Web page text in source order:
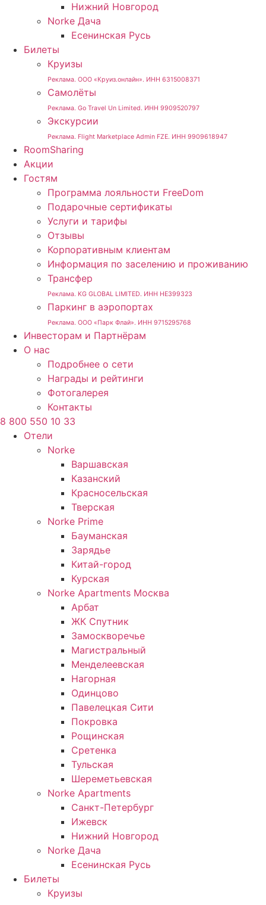
Нижний Новгород
Norke Дача
Есенинская Русь
Билеты
Круизы
Реклама. ООО «Круиз.онлайн». ИНН 6315008371
Самолёты
Реклама. Go Travel Un Limited. ИНН 9909520797
Экскурсии
Реклама. Flight Marketplace Admin FZE. ИНН 9909618947
RoomSharing
Акции
Гостям
Программа лояльности FreeDom
Подарочные сертификаты
Услуги и тарифы
Отзывы
Корпоративным клиентам
Информация по заселению и проживанию
Трансфер
Реклама. KG GLOBAL LIMITED. ИНН HE399323
Паркинг в аэропортах
Реклама. ООО «Парк Флай». ИНН 9715295768
Инвесторам и Партнёрам
О нас
Подробнее о сети
Награды и рейтинги
Фотогалерея
Контакты
8 800 550 10 33
Отели
Norke
Варшавская
Казанский
Красносельская
Тверская
Norke Prime
Бауманская
Зарядье
Китай-город
Курская
Norke Apartments Москва
Арбат
ЖК Спутник
Замоскворечье
Магистральный
Менделеевская
Нагорная
Одинцово
Павелецкая Сити
Покровка
Рощинская
Сретенка
Тульская
Шереметьевская
Norke Apartments
Санкт-Петербург
Ижевск
Нижний Новгород
Norke Дача
Есенинская Русь
Билеты
Круизы